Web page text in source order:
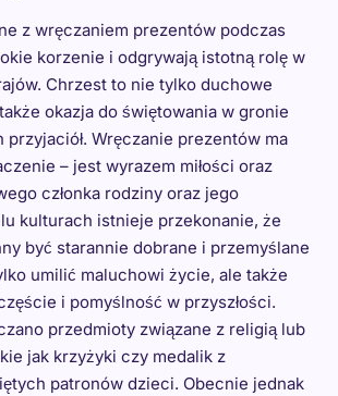
z wręczaniem prezentów podczas
korzenie i odgrywają istotną rolę w
Chrzest to nie tylko duchowe
okazja do świętowania w gronie
Wręczanie prezentów ma
– jest wyrazem miłości oraz
członka rodziny oraz jego
kulturach istnieje przekonanie, że
być starannie dobrane i przemyślane
umilić maluchowi życie, ale także
i pomyślność w przyszłości.
przedmioty związane z religią lub
jak krzyżyki czy medalik z
patronów dzieci. Obecnie jednak